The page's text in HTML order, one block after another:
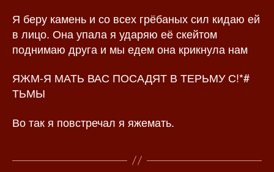
Я беру камень и со всех грёбаных сил кидаю ей
в лицо. Она упала я ударяю её скейтом
поднимаю друга и мы едем она крикнула нам
ЯЖМ-Я МАТЬ ВАС ПОСАДЯТ В ТЕРЬМУ С!*#
ТЬМЫ
Во так я повстречал я яжемать.